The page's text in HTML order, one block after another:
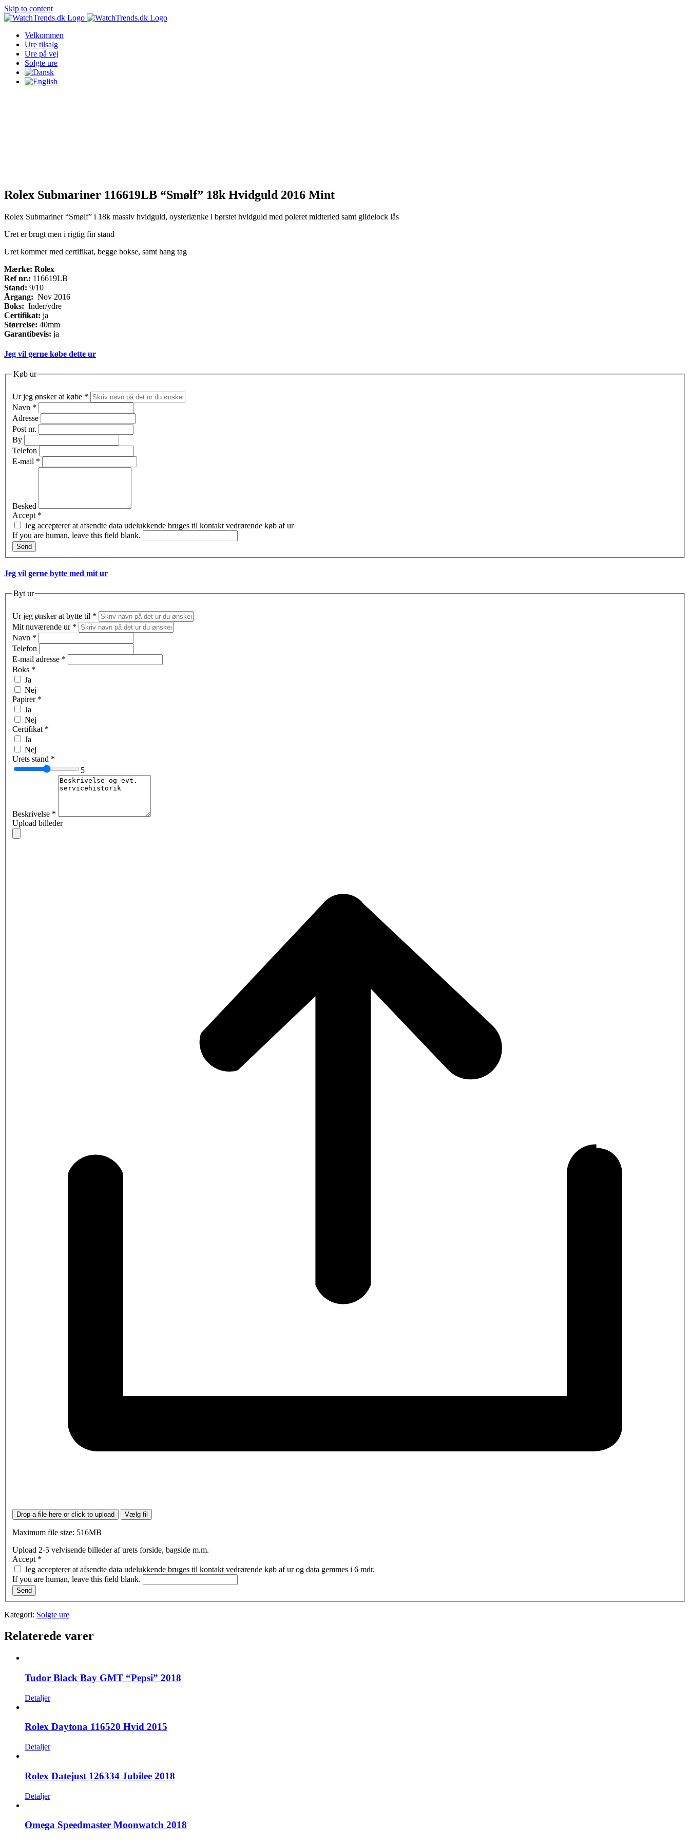
Skip to content
Velkommen
Ure tilsalg
Ure på vej
Solgte ure
Rolex Submariner 116619LB “Smølf” 18k Hvidguld 2016 Mint
Rolex Submariner “Smølf” i 18k massiv hvidguld, oysterlænke i børstet hvidguld med poleret midterled samt glidelock lås
Uret er brugt men i rigtig fin stand
Uret kommer med certifikat, begge bokse, samt hang tag
Mærke: Rolex
Ref nr.: 116619LB
Stand: 9/10
Årgang: Nov 2016
Boks: Inder/ydre
Certifikat: ja
Størrelse: 40mm
Garantibevis: ja
Jeg vil gerne købe dette ur
Køb ur
Ur jeg ønsker at købe *
Navn *
Adresse
Post nr.
By
Telefon
E-mail *
Besked
Accept *
Jeg accepterer at afsendte data udelukkende bruges til kontakt vedrørende køb af ur
If you are human, leave this field blank.
Send
Jeg vil gerne bytte med mit ur
Byt ur
Ur jeg ønsker at bytte til *
Mit nuværende ur *
Navn *
Telefon
E-mail adresse *
Boks *
Ja
Nej
Papirer *
Ja
Nej
Certifikat *
Ja
Nej
Urets stand *
5
Beskrivelse *
Upload billeder
Drop a file here or click to upload Vælg fil
Maximum file size: 516MB
Upload 2-5 velvisende billeder af urets forside, bagside m.m.
Accept *
Jeg accepterer at afsendte data udelukkende bruges til kontakt vedrørende køb af ur og data gemmes i 6 mdr.
If you are human, leave this field blank.
Send
Kategori: Solgte ure
Relaterede varer
Tudor Black Bay GMT “Pepsi” 2018
Detaljer
Rolex Daytona 116520 Hvid 2015
Detaljer
Rolex Datejust 126334 Jubilee 2018
Detaljer
Omega Speedmaster Moonwatch 2018